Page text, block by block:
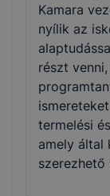
Kamara
nyílik az
részt
termelési
amely által
szerezhető